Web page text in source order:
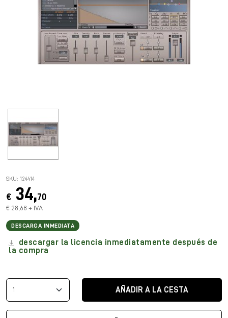
SKU: 124414
€ 34,70
€ 28,68 + IVA
DESCARGA INMEDIATA
descargar la licencia inmediatamente después de
la compra
AÑADIR A LA CESTA